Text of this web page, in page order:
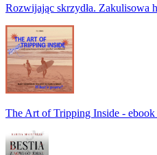
Rozwijając skrzydła. Zakulisowa
The Art of Tripping Inside -